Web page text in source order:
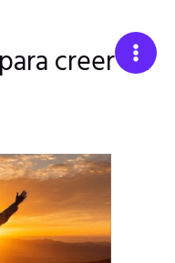
Main
creer en